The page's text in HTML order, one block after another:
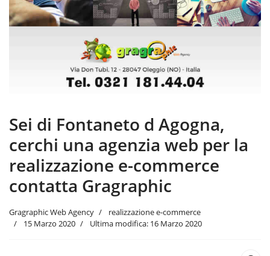
Sei di Fontaneto d Agogna,
cerchi una agenzia web per la
realizzazione e-commerce
contatta Gragraphic
Gragraphic Web Agency
realizzazione e-commerce
15 Marzo 2020
Ultima modifica: 16 Marzo 2020